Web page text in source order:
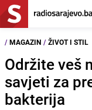
/ MAGAZIN / ŽIVOT I STIL
Održite veš
savjeti za
bakterija